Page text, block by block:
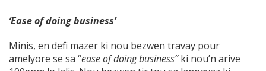
‘Ease of doing business’
Minis, en defi mazer ki nou bezwen travay pour
amelyore se sa “ease of doing business”ki nou’n arive